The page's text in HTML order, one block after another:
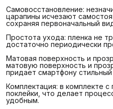
Самовосстановление:
царапины исчезают
сохраняя первоначальный
Простота ухода: пленка не
достаточно периодически
Матовая поверхность и
матовую поверхность и
придает смартфону
Комплектация: в комплекте
поклейки, что делает
удобным.